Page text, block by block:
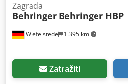
Wiefelstede 1.395 km
Zagrada
Behringer Behringer HBP
Zatražiti